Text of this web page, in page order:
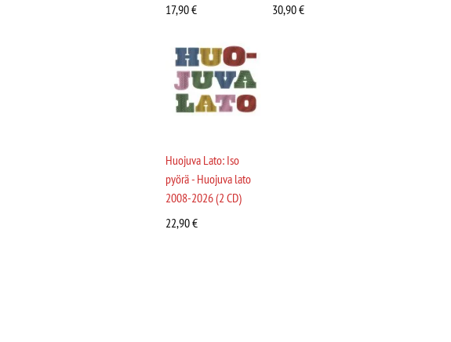
17,90€
30,90€
Huojuva Lato: Iso
pyörä - Huojuva lato
2008-2026 (2 CD)
22,90€